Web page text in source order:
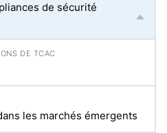
de sécurité
les marchés émergents